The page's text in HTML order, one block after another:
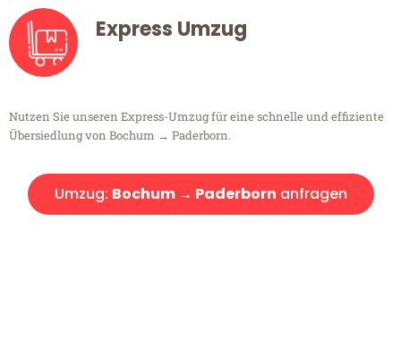
Express Umzug
Nutzen Sie unseren Express-Umzug für eine schnelle und effiziente
Übersiedlung von Bochum → Paderborn.
Umzug: Bochum → Paderborn anfragen